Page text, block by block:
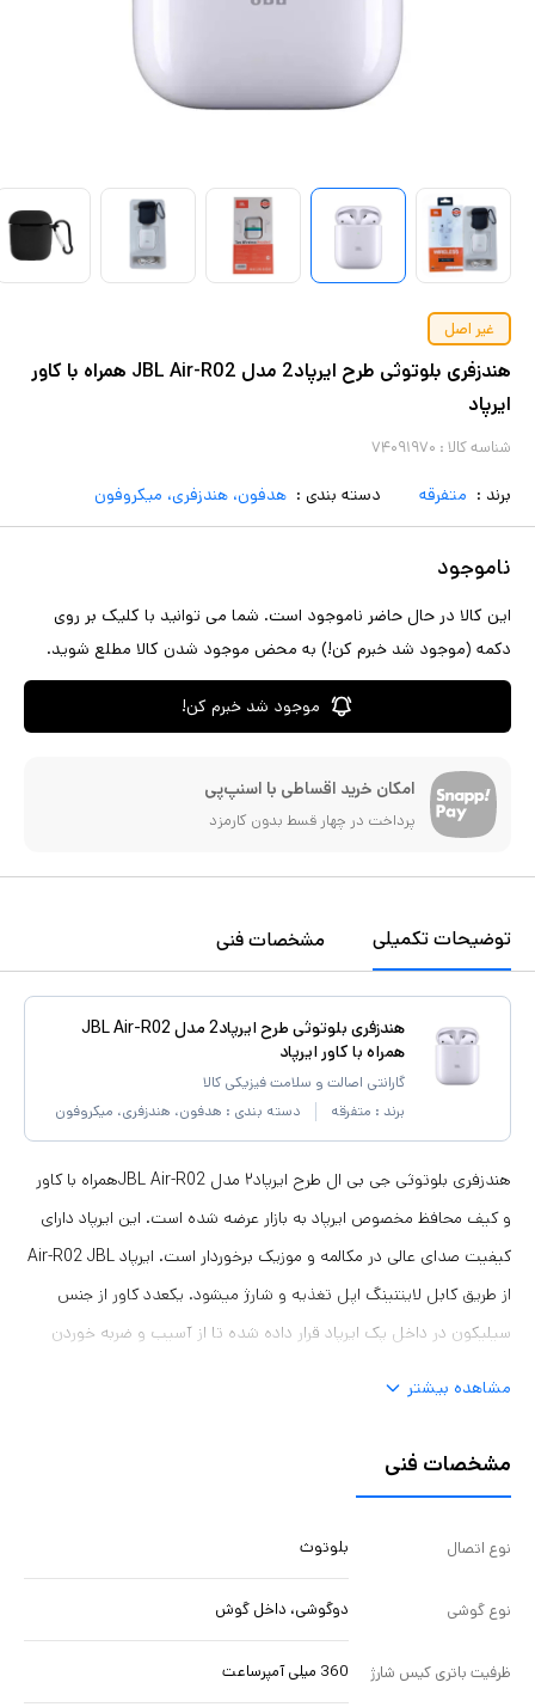
غیر اصل
هندزفری بلوتوثی طرح ایرپاد2 مدل JBL Air-R02 همراه با کاور
ایرپاد
شناسه کالا : ۷۴۰۹۱۹۷۰
برند : متفرقه دسته بندی : هدفون، هندزفری، میکروفون
ناموجود
این کالا در حال حاضر ناموجود است. شما می توانید با کلیک بر روی
دکمه (موجود شد خبرم کن!) به محض موجود شدن کالا مطلع شوید.
موجود شد خبرم کن!
امکان خرید اقساطی با اسنپ‌پی
پرداخت در چهار قسط بدون کارمزد
توضیحات تکمیلی مشخصات فنی
هندزفری بلوتوثی طرح ایرپاد2 مدل JBL Air-R02
همراه با کاور ایرپاد
گارانتی اصالت و سلامت فیزیکی کالا
برند : متفرقه دسته بندی : هدفون، هندزفری، میکروفون
هندزفری بلوتوثی جی بی ال طرح ایرپاد۲ مدل JBL Air-R02همراه با کاور
و کیف محافظ مخصوص ایرپاد به بازار عرضه شده است. این ایرپاد دارای
کیفیت صدای عالی در مکالمه و موزیک برخوردار است. ایرپاد Air-R02 JBL
از طریق کابل لایتنینگ اپل تغذیه و شارژ میشود. یکعدد کاور از جنس
سیلیکون در داخل پک ایرپاد قرار داده شده تا از آسیب و ضربه خوردن
گوشیهای ایرپاد جهت کنترل و پخش موزیک و مکالمه است.
مشاهده بیشتر
مشخصات فنی
نوع اتصال بلوتوث
نوع گوشی دوگوشی، داخل گوش
ظرفیت باتری کیس شارژ 360 میلی آمپرساعت